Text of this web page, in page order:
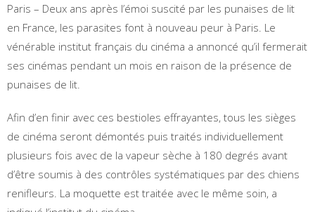
Paris – Deux ans après l’émoi suscité par les punaises de lit
en France, les parasites font à nouveau peur à Paris. Le
vénérable institut français du cinéma a annoncé qu’il fermerait
ses cinémas pendant un mois en raison de la présence de
punaises de lit.
Afin d’en finir avec ces bestioles effrayantes, tous les sièges
de cinéma seront démontés puis traités individuellement
plusieurs fois avec de la vapeur sèche à 180 degrés avant
d’être soumis à des contrôles systématiques par des chiens
renifleurs. La moquette est traitée avec le même soin, a